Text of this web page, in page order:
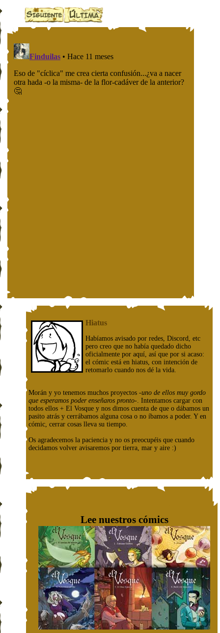
Hiatus
Habíamos avisado por redes, Discord, etc
pero creo que no había quedado dicho
oficialmente por aquí, así que por si acaso:
el cómic está en hiatus, con intención de
retomarlo cuando nos dé la vida.
Morán y yo tenemos muchos proyectos -uno de ellos muy gordo
que esperamos poder enseñaros pronto-. Intentamos cargar con
todos ellos + El Vosque y nos dimos cuenta de que o dábamos un
pasito atrás y cerrábamos alguna cosa o no íbamos a poder. Y en
cómic, cerrar cosas lleva su tiempo.
Os agradecemos la paciencia y no os preocupéis que cuando
decidamos volver avisaremos por tierra, mar y aire :)
Lee nuestros cómics